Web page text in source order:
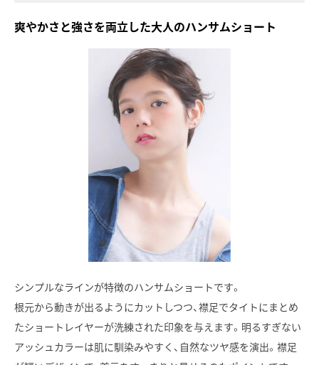
爽やかさと強さを両立した大人のハンサムショート
シンプルなラインが特徴のハンサムショートです。
根元から動きが出るようにカットしつつ、襟足でタイトにまとめ
たショートレイヤーが洗練された印象を与えます。明るすぎない
アッシュカラーは肌に馴染みやすく、自然なツヤ感を演出。襟足